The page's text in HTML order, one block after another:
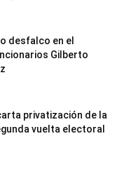
desfalco en el
Gilberto
privatización de la
vuelta electoral